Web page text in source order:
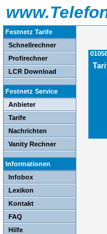
Festnetz Tarife
Schnellrechner
Profirechner
LCR Download
Festnetz Service
Anbieter
Tarife
Nachrichten
Vanity Rechner
Informationen
Infobox
Lexikon
Kontakt
FAQ
Hilfe